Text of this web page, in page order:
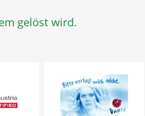
gelöst wird.